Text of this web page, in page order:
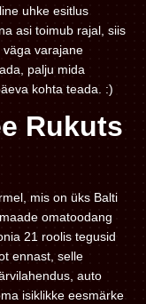
uhke esitlus
asi toimub rajal, siis
varajane
palju mida
kohta teada. :)
Rukuts
mis on üks Balti
omatoodang
21 roolis tegusid
ennast, selle
auto
isiklikke eesmärke